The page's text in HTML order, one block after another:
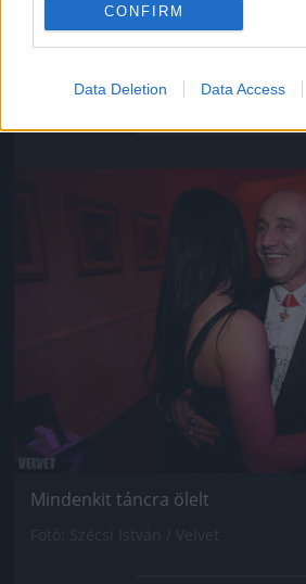
CONFIRM
Data Deletion Data Access
Fotó: Szécsi István / Velvet
Jön még kép!
Mindenkit táncra ölelt